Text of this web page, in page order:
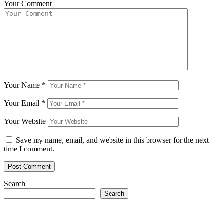
Your Comment
Your Name *
Your Email *
Your Website
Save my name, email, and website in this browser for the next
time I comment.
Search
Search